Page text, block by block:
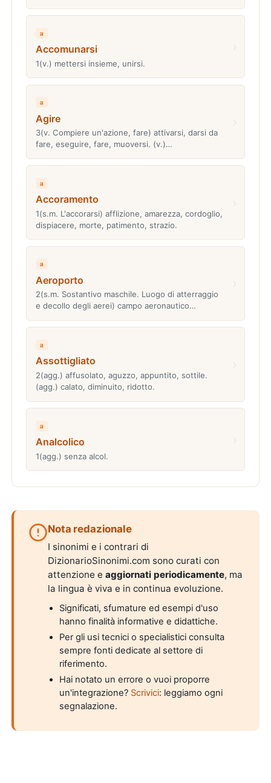
a
Accomunarsi
1(v.) mettersi insieme, unirsi.
a
Agire
3(v. Compiere un'azione, fare) attivarsi, darsi da
fare, eseguire, fare, muoversi. (v.)…
a
Accoramento
1(s.m. L'accorarsi) afflizione, amarezza, cordoglio,
dispiacere, morte, patimento, strazio.
a
Aeroporto
2(s.m. Sostantivo maschile. Luogo di atterraggio
e decollo degli aerei) campo aeronautico…
a
Assottigliato
2(agg.) affusolato, aguzzo, appuntito, sottile.
(agg.) calato, diminuito, ridotto.
a
Analcolico
1(agg.) senza alcol.
Nota redazionale
I sinonimi e i contrari di
DizionarioSinonimi.com sono curati con
attenzione eaggiornati periodicamente, ma
la lingua è viva e in continua evoluzione.
Significati, sfumature ed esempi d'uso
hanno finalità informative e didattiche.
Per gli usi tecnici o specialistici consulta
sempre fonti dedicate al settore di
riferimento.
Hai notato un errore o vuoi proporre
un'integrazione? Scrivici: leggiamo ogni
segnalazione.